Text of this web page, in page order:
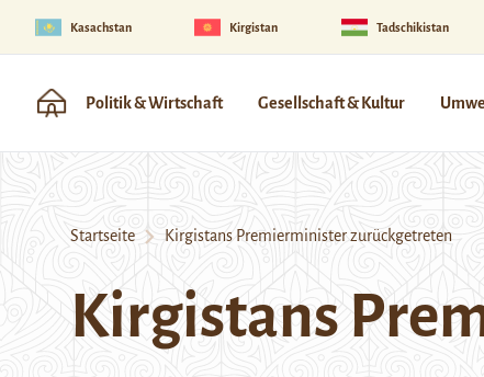
Kasachstan Kirgistan Tadschikistan
Politik & Wirtschaft Gesellschaft & Kultur
Startseite Kirgistans Premierminister zurückgetreten
Kirgistans